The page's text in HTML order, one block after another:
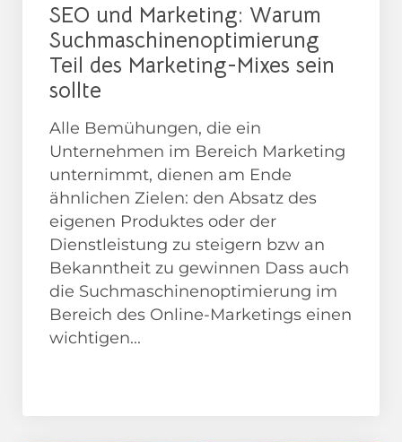
SEO und Marketing: Warum
Suchmaschinenoptimierung
Teil des Marketing-Mixes sein
sollte
Alle Bemühungen, die ein
Unternehmen im Bereich Marketing
unternimmt, dienen am Ende
ähnlichen Zielen: den Absatz des
eigenen Produktes oder der
Dienstleistung zu steigern bzw an
Bekanntheit zu gewinnen Dass auch
die Suchmaschinenoptimierung im
Bereich des Online-Marketings einen
wichtigen...